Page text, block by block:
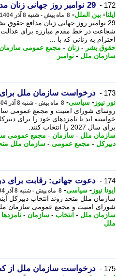
172 - 29 نوامبر روز جهانی زنان مدافع حقوق بشر است
ایلنا- بین الملل- 8 ماه پیش - شنبه 8 آذر 1404، 11:00
29 نوامبر روز جهانی زنان مدافع
شجاعت در خط مقدم مبارزه برای عدالت،
احترام به زنانی که با ...
حقوق بشر - زنان - مجمع عمومی
سازمان ملل - نوامبر
173 - درخواست سازمان ملل برای
نور نیوز - سیاسی- 8 ماه پیش - شنبه 8 آذر 1404، 10:15
خواسته اند تا نامزدهای خود را برای
برای سال 2027 را انتخاب کنند.
سازمان ملل - سازمان - مجمع عمومی
دبیرکل - مجمع عمومی - سازمان ملل
174 - دعوت جهانی: رقابت برای دبیرکلی
ایونا نیوز - سیاسی- 8 ماه پیش - شنبه 8 آذر 1404، 05:21
سازمان ملل متحد روند انتخاب دبیرکل
شورای امنیت و مجمع عمومی سازمان ملل متحد رسماً از 193 عضو
سازمان ملل - انتخاب - سازمان - نامزدها
ملل
175 - درخواست سازمان ملل از